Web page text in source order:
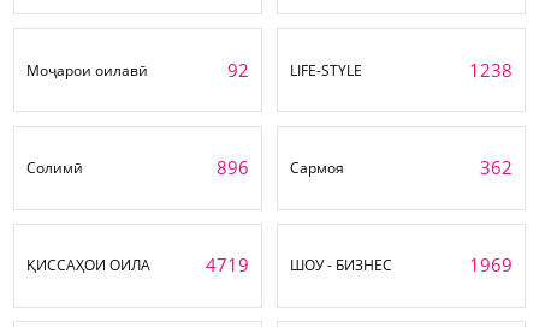
Моҷарои оилавӣ 92 LIFE-STYLE 1238
Солимӣ 896 Сармоя 362
ҚИССАҲОИ ОИЛА 4719 ШОУ - БИЗНЕС 1969